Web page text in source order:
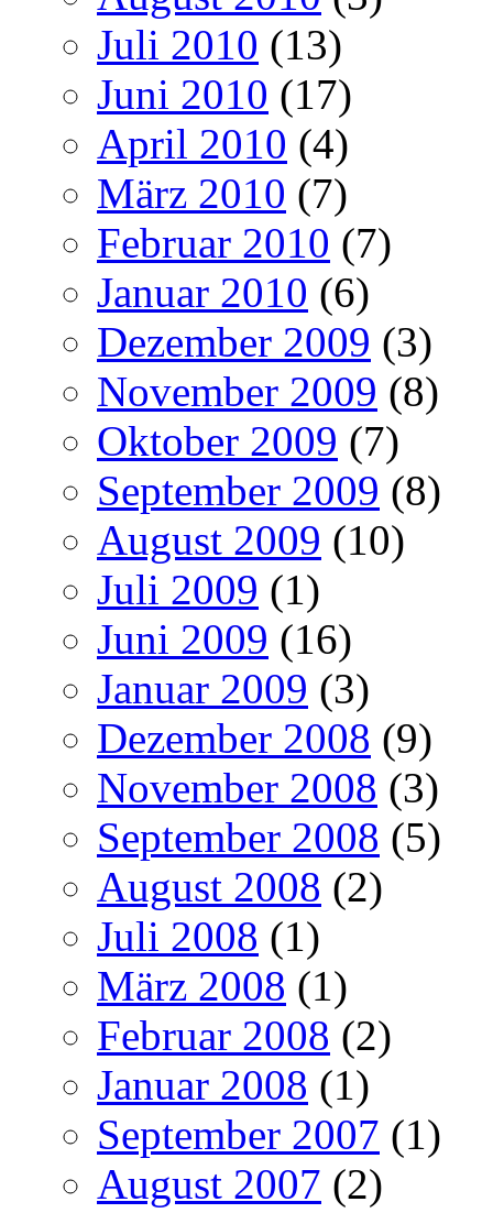
Juli 2010 (13)
Juni 2010 (17)
April 2010 (4)
März 2010 (7)
Februar 2010 (7)
Januar 2010 (6)
Dezember 2009 (3)
November 2009 (8)
Oktober 2009 (7)
September 2009 (8)
August 2009 (10)
Juli 2009 (1)
Juni 2009 (16)
Januar 2009 (3)
Dezember 2008 (9)
November 2008 (3)
September 2008 (5)
August 2008 (2)
Juli 2008 (1)
März 2008 (1)
Februar 2008 (2)
Januar 2008 (1)
September 2007 (1)
August 2007 (2)